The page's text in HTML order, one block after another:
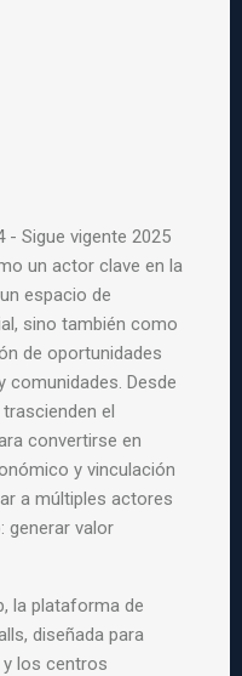
- Sigue vigente 2025
un actor clave en la
espacio de
sino también como
de oportunidades
comunidades. Desde
el
convertirse en
y vinculación
a múltiples actores
generar valor
la plataforma de
diseñada para
los centros